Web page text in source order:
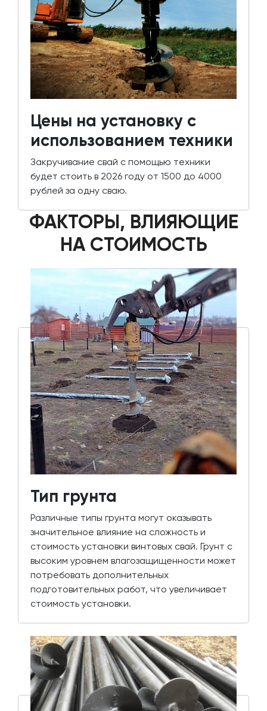
Цены на установку с
использованием техники
Закручивание свай с помощью техники
будет стоить в 2026 году от 1500 до 4000
рублей за одну сваю.
ФАКТОРЫ, ВЛИЯЮЩИЕ
НА СТОИМОСТЬ
Тип грунта
Различные типы грунта могут оказывать
значительное влияние на сложность и
стоимость установки винтовых свай. Грунт с
высоким уровнем влагозащищенности может
потребовать дополнительных
подготовительных работ, что увеличивает
стоимость установки.